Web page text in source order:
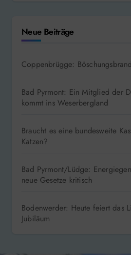
Neue Beiträge
Coppenbrügge: Böschungsbrand
Bad Pyrmont: Ein Mitglied der
kommt ins Weserbergland
Braucht es eine bundesweite
Katzen?
Bad Pyrmont/Lüdge:
neue Gesetze kritisch
Bodenwerder: Heute feiert das
Jubiläum